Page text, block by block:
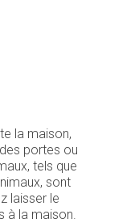
la maison,
portes ou
tels que
sont
laisser le
à la maison.